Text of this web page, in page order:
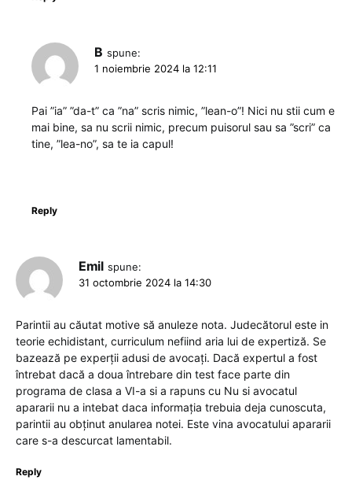
B spune:
1 noiembrie 2024 la 12:11
Pai ”ia” ”da-t” ca ”na” scris nimic, ”lean-o”! Nici nu stii cum e
mai bine, sa nu scrii nimic, precum puisorul sau sa ”scri” ca
tine, ”lea-no”, sa te ia capul!
Reply
Emil spune:
31 octombrie 2024 la 14:30
Parintii au căutat motive să anuleze nota. Judecătorul este in
teorie echidistant, curriculum nefiind aria lui de expertiză. Se
bazează pe experții adusi de avocați. Dacă expertul a fost
întrebat dacă a doua întrebare din test face parte din
programa de clasa a VI-a si a rapuns cu Nu si avocatul
apararii nu a intebat daca informația trebuia deja cunoscuta,
parintii au obținut anularea notei. Este vina avocatului apararii
care s-a descurcat lamentabil.
Reply